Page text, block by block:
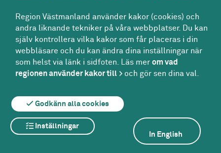
Region Västmanland
Regionhuset
721 89 Västerås
Kontakt
Kontakt­center:
021-17 30 00
Om webbplatsen Om kakor
Region Västmanland använder kakor (cookies) och
andra liknande tekniker på våra webbplatser. Du kan
själv kontrollera vilka kakor som får placeras i din
webbläsare och du kan ändra dina inställningar när
som helst via länk i sidfoten. Läs merom vad
regionen använder kakor till
och gör sen dina val.
Godkänn alla cookies
Inställningar
In English